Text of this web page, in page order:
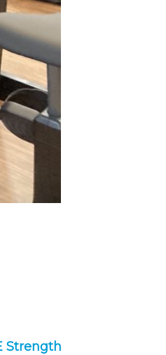
Strength